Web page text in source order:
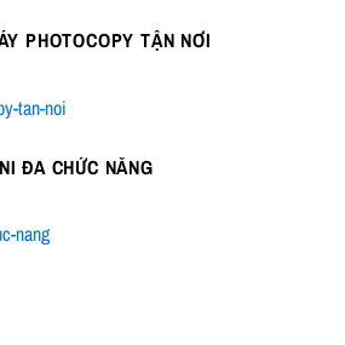
PHOTOCOPY TẬN NƠI
ĐA CHỨC NĂNG